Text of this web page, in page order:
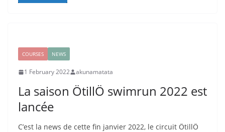
COURSES NEWS
1 February 2022 akunamatata
La saison ÖtillÖ swimrun 2022 est
lancée
C’est la news de cette fin janvier 2022, le circuit ÖtillÖ